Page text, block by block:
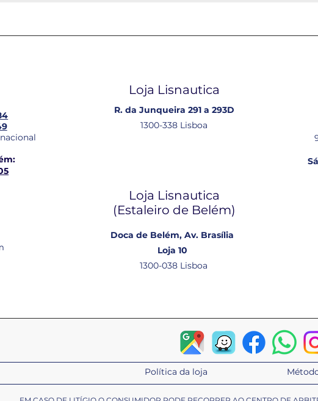
Loja Lisnautica
R. da Junqueira 291 a 293D
1300-338 Lisboa
Loja Lisnautica
(Estaleiro de Belém​)
Doca de Belém, Av. Brasília
Loja 10
1300-038 Lisboa
Política da loja